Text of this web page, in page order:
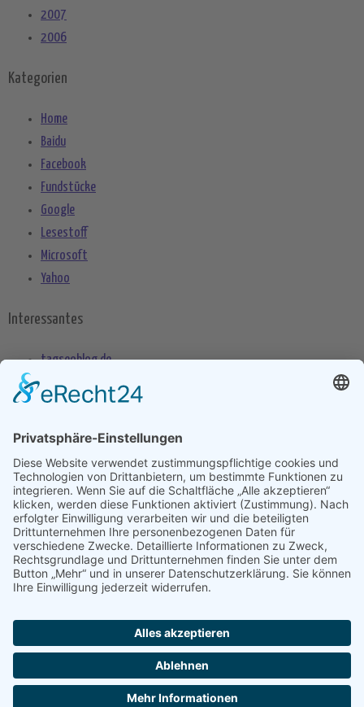
2007
2006
Kategorien
Home
Baidu
Facebook
Fundstücke
Google
Lesestoff
Microsoft
Yahoo
Interessantes
tagseoblog.de
SEO Blog
seo-trainee.de
seokratie.de
Tags
Android Android Phone Anwendung App Apple Betriebssystem Datenschutz
Entwicklung Google Handy Internet Plattform
Copyright 2004 - 2026 byseekXL- Die Meta Suchmaschine -